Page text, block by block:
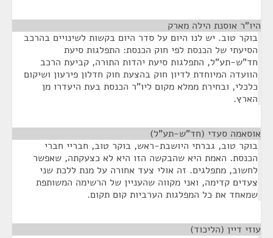
היו"ר אוסנת הילה מארק
בוקר טוב. יש לנו היום על סדר היום בקשות לשינויים בהרכב
הסיעתי של הכנסת לפי חוק הכנסת: התפלגות סיעת
חד"ש-תע"ל, התפלגות סיעת יהדות התורה, קביעת הרכב
הוועדה המיוחדת לדיון חוק בהצעת חוק חדלון פירעון ושיקום
כלכלי, ובחירת ממלא מקום ליו"ר הכנסת בעת היעדרו מן
הארץ.
אוסאמה סעדי (חד"ש-תע"ל)
בוקר טוב, גברתי היושבת-ראש, בוקר טוב, חבריי חברי
הכנסת. האמת היא שהבקשה הזו היא לא כצעקתה, שאפשר
לחשוב, מתפלגים. זה אולי צעד אחורה על מנת ללכת שני
צעדים קדימה, ואני מקווה שהעניין של הרשימה המשותפת
שמאחד את כל המפלגות הערביות קום תקום.
עוזי דיין (הליכוד)